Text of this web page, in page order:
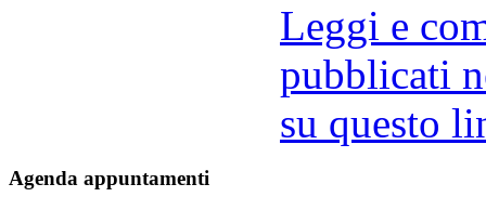
Leggi e
pubblicati
su questo
Agenda appuntamenti